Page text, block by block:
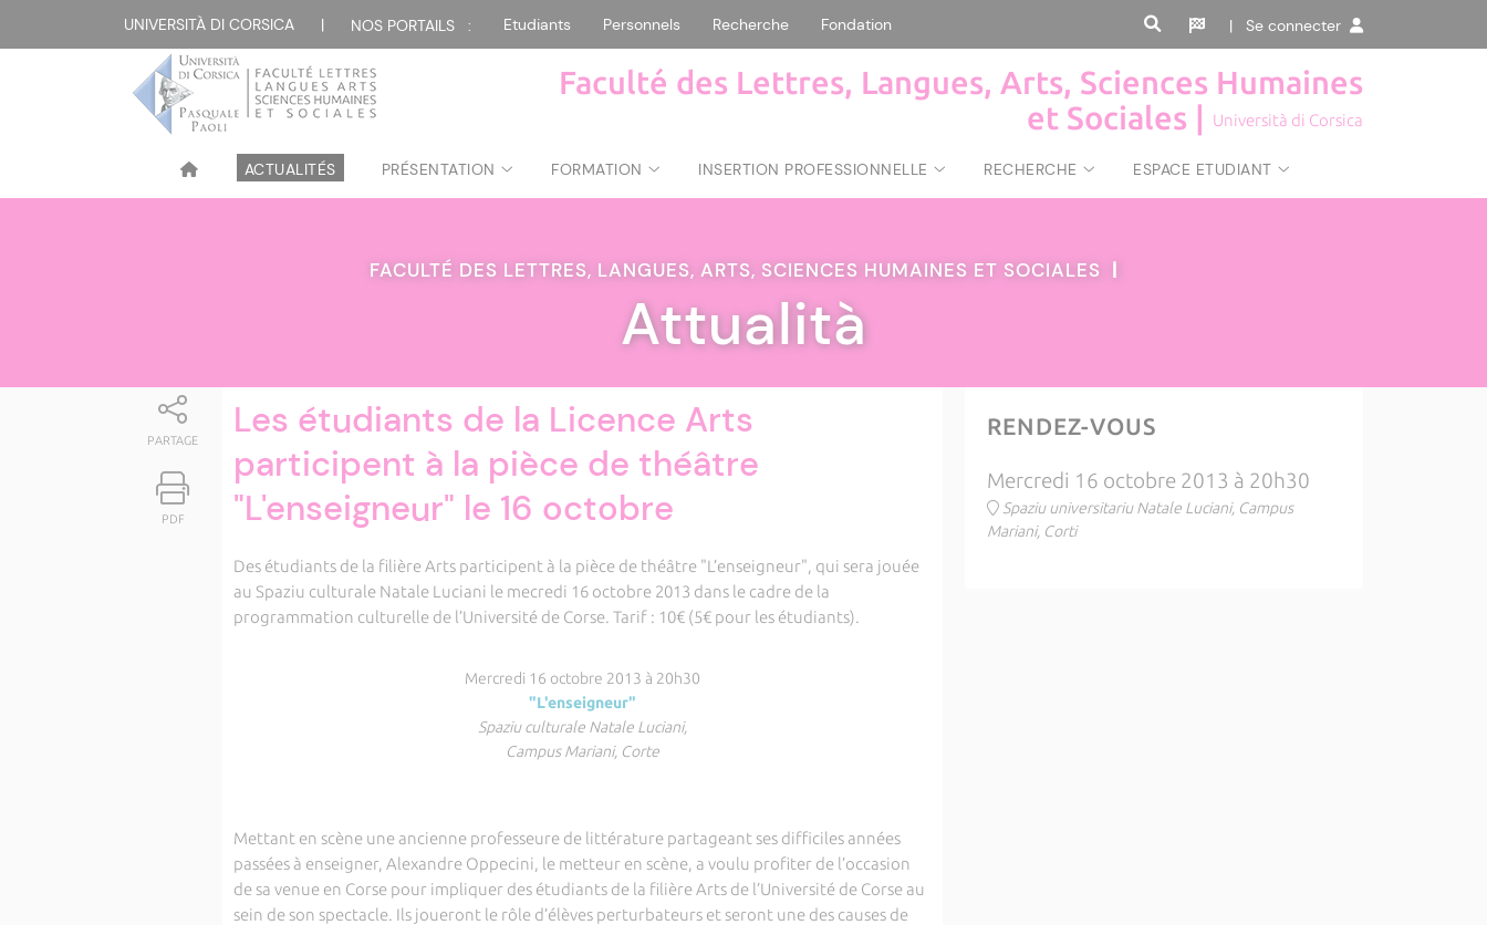
UNIVERSITÀ DI CORSICA | NOS PORTAILS : Etudiants Personnels Recherche Fondation | Se connecter
Faculté des Lettres, Langues, Arts, Sciences Humaines
et Sociales |
Università di Corsica
ACTUALITÉS PRÉSENTATION FORMATION INSERTION PROFESSIONNELLE RECHERCHE ESPACE ETUDIANT
FACULTÉ DES LETTRES, LANGUES, ARTS, SCIENCES HUMAINES ET SOCIALES |
Attualità
PARTAGE
PDF
Les étudiants de la Licence Arts
participent à la pièce de théâtre
"L'enseigneur" le 16 octobre
Des étudiants de la filière Arts participent à la pièce de théâtre "L’enseigneur", qui sera jouée
au Spaziu culturale Natale Luciani le mecredi 16 octobre 2013 dans le cadre de la
programmation culturelle de l’Université de Corse. Tarif : 10€ (5€ pour les étudiants).
Mercredi 16 octobre 2013 à 20h30
"L'enseigneur"
Spaziu culturale Natale Luciani,
Campus Mariani, Corte
Mettant en scène une ancienne professeure de littérature partageant ses difficiles années
passées à enseigner, Alexandre Oppecini, le metteur en scène, a voulu profiter de l’occasion
de sa venue en Corse pour impliquer des étudiants de la filière Arts de l’Université de Corse au
sein de son spectacle. Ils joueront le rôle d’élèves perturbateurs et seront une des causes de
RENDEZ-VOUS
Mercredi 16 octobre 2013 à 20h30
Spaziu universitariu Natale Luciani, Campus
Mariani, Corti